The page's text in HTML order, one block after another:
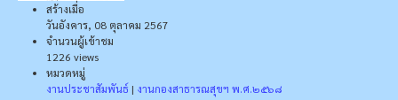
สร้างเมื่อ
วันอังคาร, 08 ตุลาคม 2567
จำนวนผู้เข้าชม
1226 views
หมวดหมู่
งานประชาสัมพันธ์ | งานกองสาธารณสุขฯ พ.ศ.๒๕๖๘